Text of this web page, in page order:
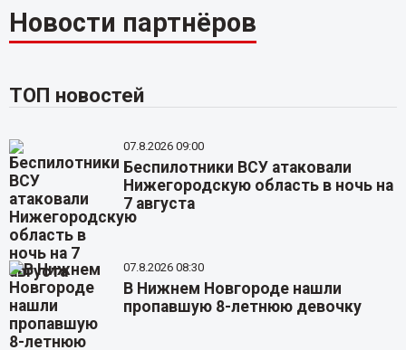
Новости партнёров
ТОП новостей
07.8.2026 09:00
Беспилотники ВСУ атаковали
Нижегородскую область в ночь на
7 августа
07.8.2026 08:30
В Нижнем Новгороде нашли
пропавшую 8-летнюю девочку